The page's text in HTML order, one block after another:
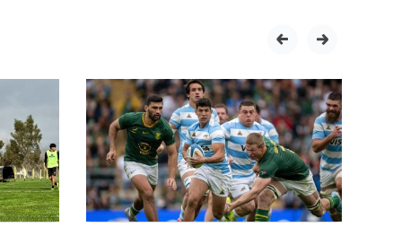
prev next